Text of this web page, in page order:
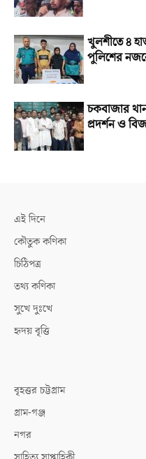
খুলশীতে ৪
পুলিশের
চকবাজার
প্রদর্শন ও
এই দিনে
কৌতুক কণিকা
চিঠিপত্র
তথ্য কণিকা
সুখে দুঃখে
হৃদয় বৃত্তি
বৃহত্তর চট্টগ্রাম
গ্রাম-গঞ্জ
নগর